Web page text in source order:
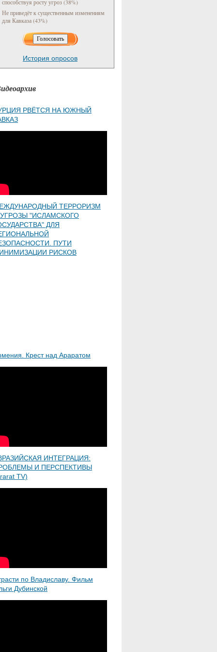
способствуя росту угроз (38%)
Не приведёт к существенным изменениям
для Кавказа (43%)
История опросов
РВЁТСЯ НА ЮЖНЫЙ
ТЕРРОРИЗМ
"ИСЛАМСКОГО
ДЛЯ
ПУТИ
РИСКОВ
Крест над Араратом
ИНТЕГРАЦИЯ:
И ПЕРСПЕКТИВЫ
TV)
по Владиславу. Фильм
Дубинской